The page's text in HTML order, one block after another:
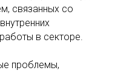
связанных со
в секторе.
проблемы,